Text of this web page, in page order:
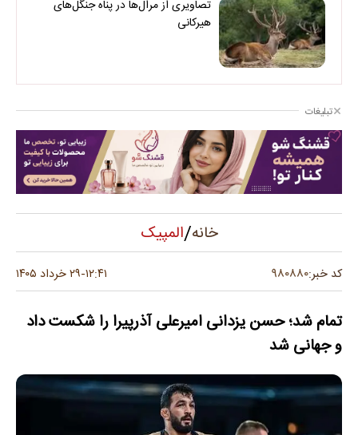
چاره‌ای نبود
تصاویری از مرال‌ها در پناه جنگل‌های
هیرکانی
تبلیغات
خانه/المپیک
کد خبر:۹۸۰۸۸۰ ۱۲:۴۱-۲۹ خرداد ۱۴۰۵
تمام شد؛ حسن یزدانی امیرعلی آذرپیرا را شکست داد
و جهانی شد